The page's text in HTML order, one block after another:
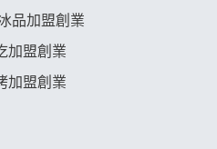
品加盟創業
加盟創業
加盟創業